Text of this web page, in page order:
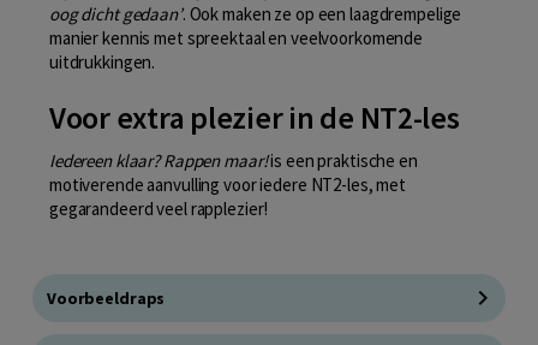
oog dicht gedaan’. Ook maken ze op een laagdrempelige
manier kennis met spreektaal en veelvoorkomende
uitdrukkingen.
Voor extra plezier in de NT2-les
Iedereen klaar? Rappen maar!is een praktische en
motiverende aanvulling voor iedere NT2-les, met
gegarandeerd veel rapplezier!
Voorbeeldraps